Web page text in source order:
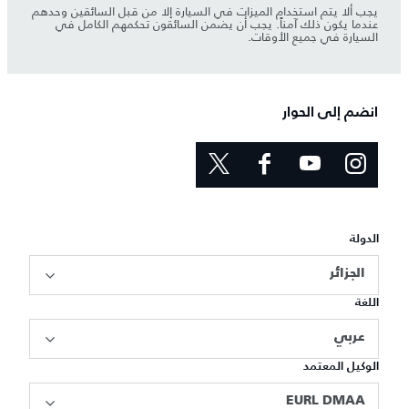
يجب ألا يتم استخدام الميزات في السيارة إلا من قبل السائقين وحدهم
عندما يكون ذلك آمناً. يجب أن يضمن السائقون تحكمهم الكامل في
السيارة في جميع الأوقات.
انضم إلى الحوار
الدولة
الجزائر
اللغة
عربي
الوكيل المعتمد
EURL DMAA